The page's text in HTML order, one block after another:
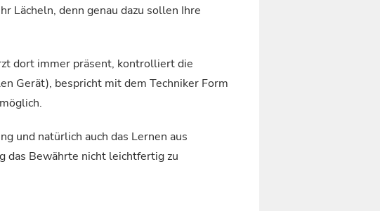
Lächeln, denn genau dazu sollen Ihre
dort immer präsent, kontrolliert die
Gerät), bespricht mit dem Techniker Form
und natürlich auch das Lernen aus
das Bewährte nicht leichtfertig zu